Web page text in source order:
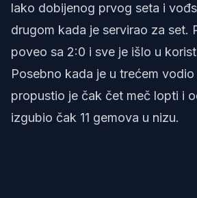
lako dobijenog prvog seta i
drugom kada je servirao za set.
poveo sa 2:0 i sve je išlo u
Posebno kada je u trećem
propustio je čak čet meč lopti i
izgubio čak 11 gemova u nizu.